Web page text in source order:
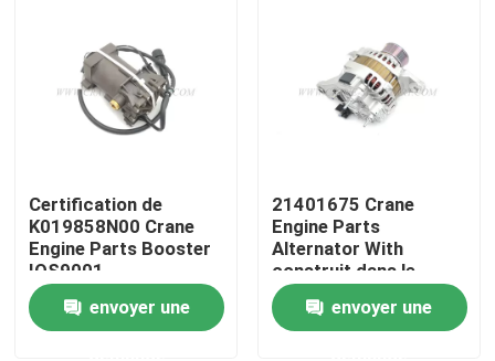
Aperçu
Certification de
K019858N00 Crane
Engine Parts Booster
IOS9001
envoyer une
21401675 Crane
Engine Parts
Alternator With
construit dans le
régulateur de tension
envoyer une